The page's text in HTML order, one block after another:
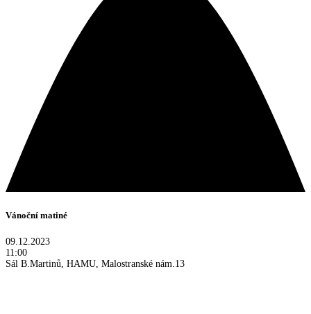
Vánoční matiné
09.12.2023
11:00
Sál B.Martinů, HAMU, Malostranské nám.13